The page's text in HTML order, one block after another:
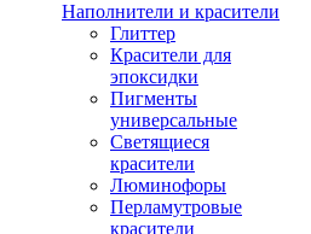
Наполнители и красители
Глиттер
Красители для
эпоксидки
Пигменты
универсальные
Светящиеся
красители
Люминофоры
Перламутровые
красители